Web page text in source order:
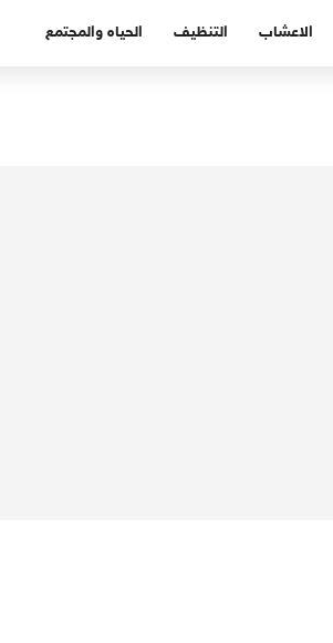
الاعشاب التنظيف الحياه والمجتمع